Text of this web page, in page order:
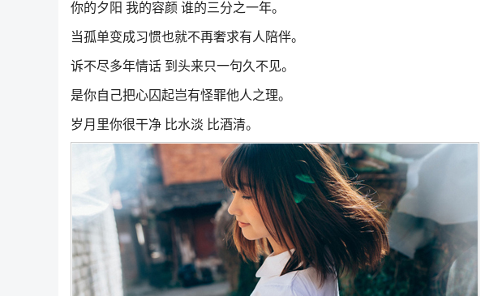
你的夕阳 我的容颜 谁的三分之一年。
当孤单变成习惯也就不再奢求有人陪伴。
诉不尽多年情话 到头来只一句久不见。
是你自己把心囚起岂有怪罪他人之理。
岁月里你很干净 比水淡 比酒清。